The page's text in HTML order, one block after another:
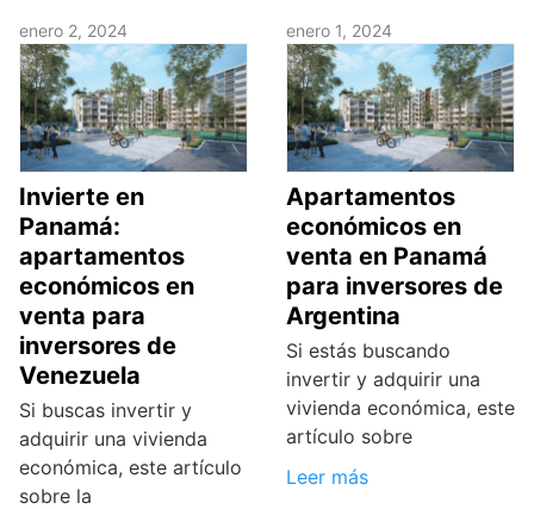
enero 2, 2024
Invierte en
Panamá:
apartamentos
económicos en
venta para
inversores de
Venezuela
Si buscas invertir y
adquirir una vivienda
económica, este artículo
sobre la
enero 1, 2024
Apartamentos
económicos en
venta en Panamá
para inversores de
Argentina
Si estás buscando
invertir y adquirir una
vivienda económica, este
artículo sobre
Leer más